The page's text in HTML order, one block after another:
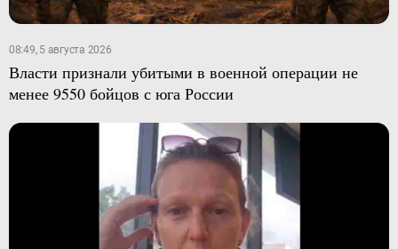
08:49, 5 августа 2026
Власти признали убитыми в военной операции не
менее 9550 бойцов с юга России